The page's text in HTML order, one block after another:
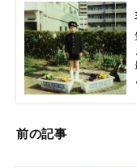
前の記事